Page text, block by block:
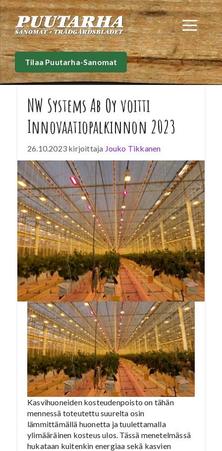
Siirry
sisältöön
Tilaa Puutarha-Sanomat
NW Systems Ab Oy voitti
Innovaatiopalkinnon 2023
26.10.2023 kirjoittaja Jouko Tikkanen
Vuoden 2023 Puutarha-alan
innovaatiopalkinnon on voittanut menetelmä
kasvihuoneilmaston optimointiin aktiivisella
kosteudenpoistolla ja lämmön talteenotolla.
Innovaation kehittäjä on NW Systems Ab Oy.
Palkinto jaettiin torstaina 26.10. Tampereella
Kauppapuutarhaliiton järjestämässä Uuden
Tekniikan Päivässä. Palkinnon arvo on 2 000
euroa.
Kasvihuoneiden kosteudenpoisto on tähän
mennessä toteutettu suurelta osin
lämmittämällä huonetta ja tuulettamalla
ylimääräinen kosteus ulos. Tässä menetelmässä
hukataan kuitenkin energiaa sekä kasvien